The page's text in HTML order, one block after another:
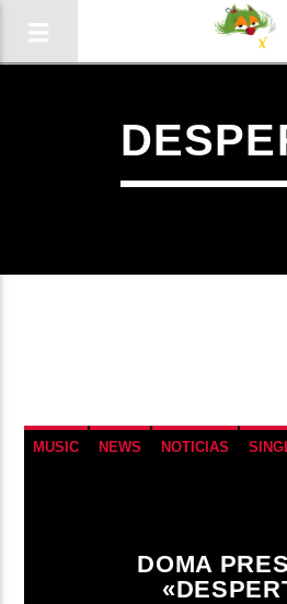
MUSIC NEWS NOTICIAS
DOMA